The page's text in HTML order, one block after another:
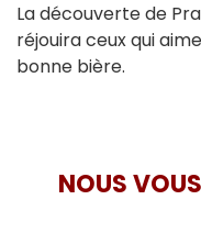
La découverte de
réjouira ceux qui
bonne bière.
NOUS